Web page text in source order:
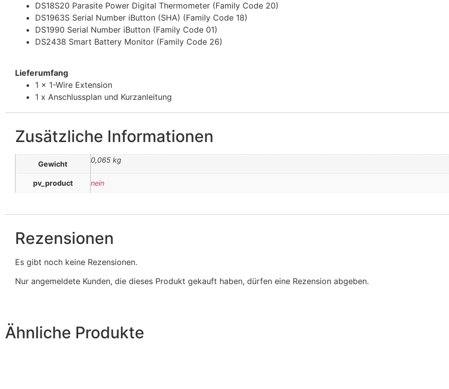
DS18S20 Parasite Power Digital Thermometer (Family Code 20)
DS1963S Serial Number iButton (SHA) (Family Code 18)
DS1990 Serial Number iButton (Family Code 01)
DS2438 Smart Battery Monitor (Family Code 26)
Lieferumfang
1 x 1-Wire Extension
1 x Anschlussplan und Kurzanleitung
Zusätzliche Informationen
Gewicht 0,065 kg
pv_product nein
Rezensionen
Es gibt noch keine Rezensionen.
Nur angemeldete Kunden, die dieses Produkt gekauft haben, dürfen eine Rezension abgeben.
Ähnliche Produkte